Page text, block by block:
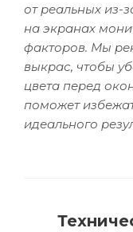
от реальных из-
на экранах
факторов. Мы
выкрас, чтобы
цвета перед
поможет
идеального